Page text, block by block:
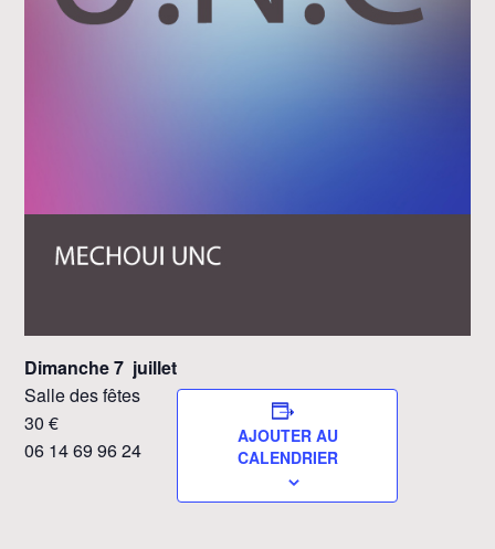
Dimanche 7 juillet
Salle des fêtes
30 €
06 14 69 96 24
AJOUTER AU
CALENDRIER